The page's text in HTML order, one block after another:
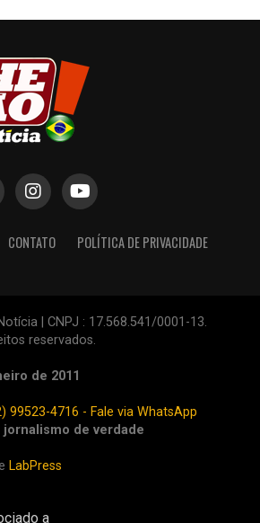
CONTATO POLÍTICA DE PRIVACIDADE
| CNPJ : 17.568.541/0001-13.
reservados.
de 2011
99523-4716 - Fale via WhatsApp
jornalismo de verdade
LabPress
a